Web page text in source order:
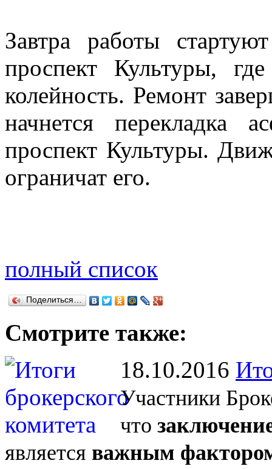
Завтра работы
проспект Культуры,
колейность. Ремонт
начнется перекладка
проспект Культуры.
ограничат его.
полный список
Поделиться…
Смотрите также:
18.10.2016
Участники
что
является важным